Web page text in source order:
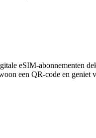
eSIM-abonnementen
een QR-code en